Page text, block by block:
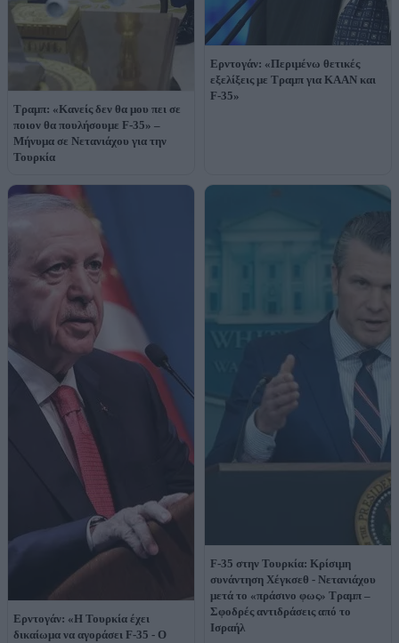
Τραμπ: «Κανείς δεν θα μου πει σε
ποιον θα πουλήσουμε F-35» –
Μήνυμα σε Νετανιάχου για την
Τουρκία
Ερντογάν: «Περιμένω θετικές
εξελίξεις με Τραμπ για KAAN και
F-35»
Ερντογάν: «Η Τουρκία έχει
δικαίωμα να αγοράσει F-35 - Ο
F-35 στην Τουρκία: Κρίσιμη
συνάντηση Χέγκσεθ - Νετανιάχου
μετά το «πράσινο φως» Τραμπ –
Σφοδρές αντιδράσεις από το
Ισραήλ